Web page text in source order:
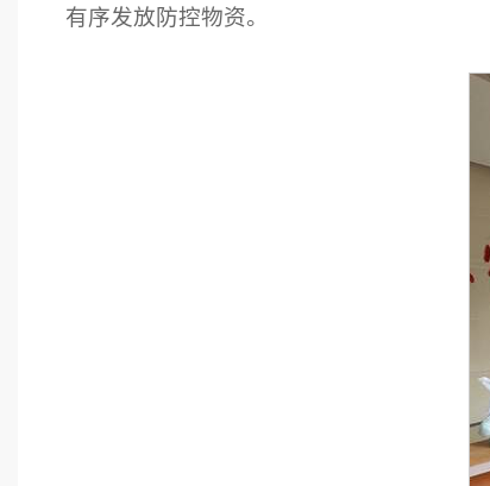
有序发放防控物资。